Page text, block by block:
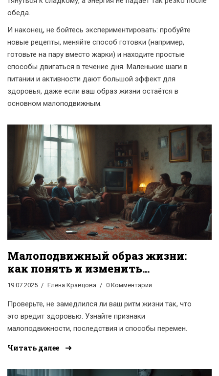
обеда.
И наконец, не бойтесь экспериментировать: пробуйте
новые рецепты, меняйте способ готовки (например,
готовьте на пару вместо жарки) и находите простые
способы двигаться в течение дня. Маленькие шаги в
питании и активности дают большой эффект для
здоровья, даже если ваш образ жизни остаётся в
основном малоподвижным.
Малоподвижный образ жизни:
как понять и изменить
привычки к лучшему
19.07.2025 Елена Кравцова 0 Комментарии
Проверьте, не замедлился ли ваш ритм жизни так, что
это вредит здоровью. Узнайте признаки
малоподвижности, последствия и способы перемен.
Читать далее